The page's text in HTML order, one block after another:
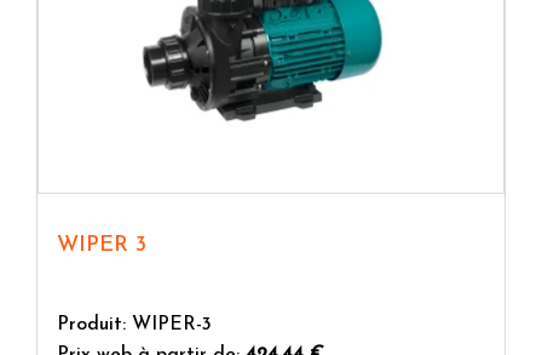
WIPER 3
Produit: WIPER-3